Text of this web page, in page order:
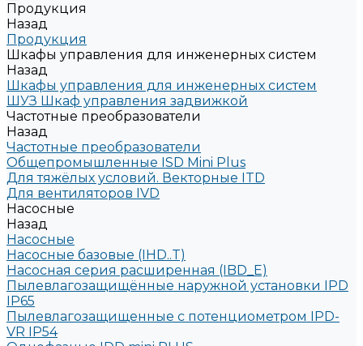
Продукция
Назад
Продукция
Шкафы управления для инженерных систем
Назад
Шкафы управления для инженерных систем
ШУЗ Шкаф управления задвижкой
Частотные преобразователи
Назад
Частотные преобразователи
Общепромышленные ISD Mini Plus
Для тяжёлых условий. Векторные ITD
Для вентиляторов IVD
Насосные
Назад
Насосные
Насосные базовые (IHD..T)
Насосная серия расширенная (IBD_E)
Пылевлагозащищённые наружной установки IPD
IP65
Пылевлагозащищенные с потенциометром IPD-
VR IP54